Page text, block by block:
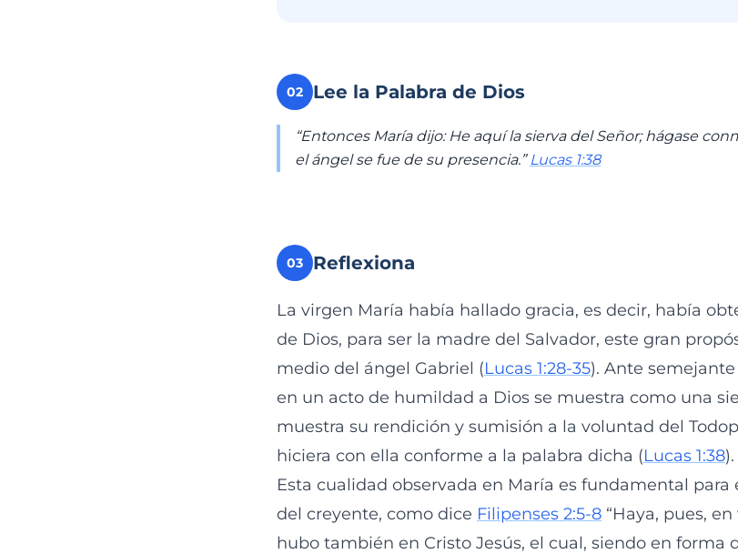
02 Lee la Palabra de Dios
“Entonces María dijo: He aquí la sierva del Señor; hágase
el ángel se fue de su presencia.” Lucas 1:38
03 Reflexiona
La virgen María había hallado gracia, es decir, había
de Dios, para ser la madre del Salvador, este gran
medio del ángel Gabriel (Lucas 1:28-35). Ante
en un acto de humildad a Dios se muestra como una
muestra su rendición y sumisión a la voluntad del
hiciera con ella conforme a la palabra dicha (Lucas 1:38).
Esta cualidad observada en María es fundamental
del creyente, como dice Filipenses 2:5-8 “Haya, pues,
hubo también en Cristo Jesús, el cual, siendo en forma